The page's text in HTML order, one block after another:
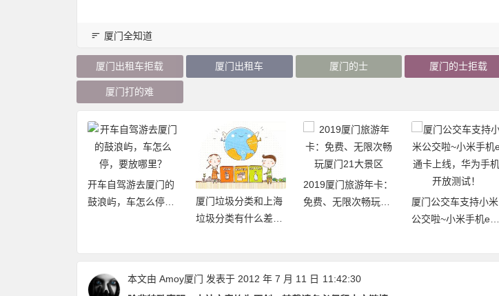
厦门全知道
厦门出租车拒载 厦门出租车 厦门的士 厦门的士拒载
厦门打的难
开车自驾游去厦门的
鼓浪屿，车怎么停，
厦门垃圾分类和上海
垃圾分类有什么差异
2019厦门旅游年卡：
免费、无限次畅玩厦
厦门公交车支持小米
公交啦~小米手机e通
放测试！
本文由 Amoy厦门 发表于 2012 年 7 月 11 日 11:42:30